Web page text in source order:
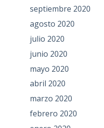
septiembre 2020
agosto 2020
julio 2020
junio 2020
mayo 2020
abril 2020
marzo 2020
febrero 2020